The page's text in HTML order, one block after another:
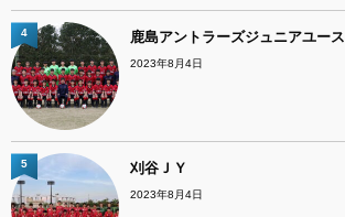
鹿島アントラーズジュニアユース
2023年8月4日
4
刈谷ＪＹ
2023年8月4日
5